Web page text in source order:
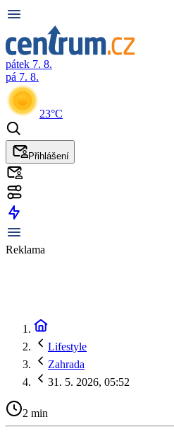
pátek 7. 8.
pá 7. 8.
23°C
Přihlášení
Reklama
Lifestyle
Zahrada
31. 5. 2026, 05:52
2 min